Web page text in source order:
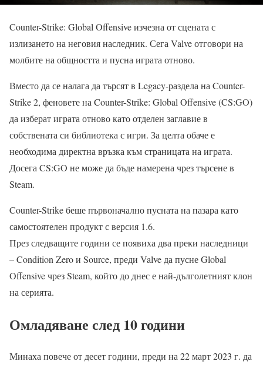
Counter-Strike: Global Offensive изчезна от сцената с
излизането на неговия наследник. Сега Valve отговори на
молбите на общността и пусна играта отново.
Вместо да се налага да търсят в Legacy-раздела на Counter-
Strike 2, феновете на Counter-Strike: Global Offensive (CS:GO)
да изберат играта отново като отделен заглавие в
собствената си библиотека с игри. За целта обаче е
необходима директна връзка към страницата на играта.
Досега CS:GO не може да бъде намерена чрез търсене в
Steam.
Counter-Strike беше първоначално пусната на пазара като
самостоятелен продукт с версия 1.6.
През следващите години се появиха два преки наследници
– Condition Zero и Source, преди Valve да пусне Global
Offensive чрез Steam, който до днес е най-дълголетният клон
на серията.
Омладяване след 10 години
Минаха повече от десет години, преди на 22 март 2023 г. да